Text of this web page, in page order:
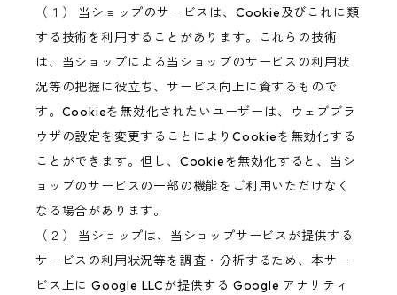
（１） 当ショップのサービスは、Cookie及びこれに類
する技術を利用することがあります。これらの技術
は、当ショップによる当ショップのサービスの利用状
況等の把握に役立ち、サービス向上に資するもので
す。Cookieを無効化されたいユーザーは、ウェブブラ
ウザの設定を変更することによりCookieを無効化する
ことができます。但し、Cookieを無効化すると、当シ
ョップのサービスの一部の機能をご利用いただけなく
なる場合があります。
（２） 当ショップは、当ショップサービスが提供する
サービスの利用状況等を調査・分析するため、本サー
ビス上に Google LLCが提供する Google アナリティ